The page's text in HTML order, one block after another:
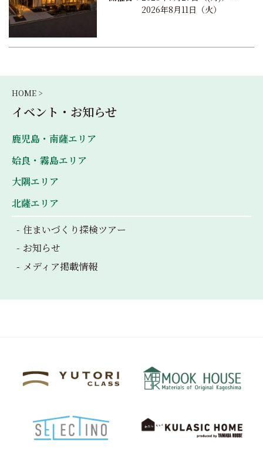
2026年8月11日（火）
HOME >
イベント・お知らせ
鹿児島・南薩エリア
姶良・霧島エリア
大隅エリア
北薩エリア
住まいづくり探検ツアー
お知らせ
メディア掲載情報